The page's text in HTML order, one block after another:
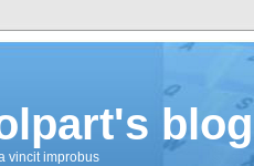
blog
vincit improbus